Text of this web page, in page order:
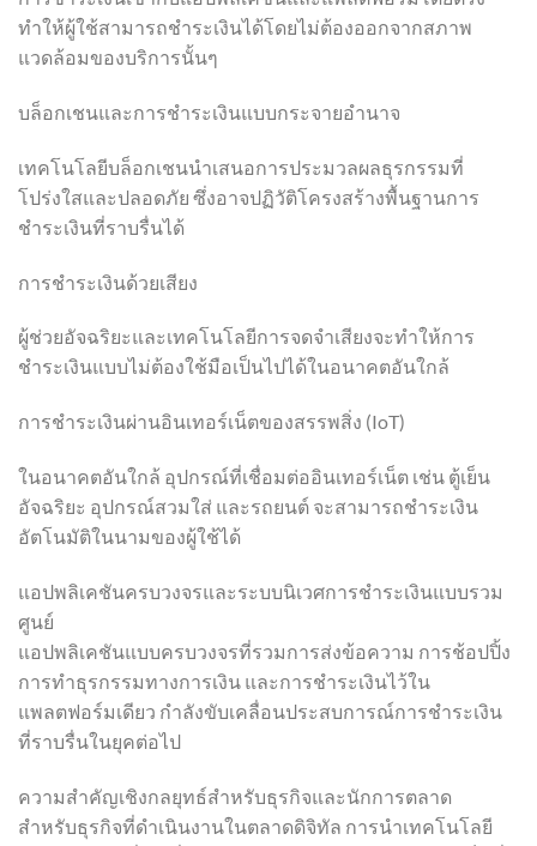
ทำให้ผู้ใช้สามารถชำระเงินได้โดยไม่ต้องออกจากสภาพ
แวดล้อมของบริการนั้นๆ
บล็อกเชนและการชำระเงินแบบกระจายอำนาจ
เทคโนโลยีบล็อกเชนนำเสนอการประมวลผลธุรกรรมที่
โปร่งใสและปลอดภัย ซึ่งอาจปฏิวัติโครงสร้างพื้นฐานการ
ชำระเงินที่ราบรื่นได้
การชำระเงินด้วยเสียง
ผู้ช่วยอัจฉริยะและเทคโนโลยีการจดจำเสียงจะทำให้การ
ชำระเงินแบบไม่ต้องใช้มือเป็นไปได้ในอนาคตอันใกล้
การชำระเงินผ่านอินเทอร์เน็ตของสรรพสิ่ง (IoT)
ในอนาคตอันใกล้ อุปกรณ์ที่เชื่อมต่ออินเทอร์เน็ต เช่น ตู้เย็น
อัจฉริยะ อุปกรณ์สวมใส่ และรถยนต์ จะสามารถชำระเงิน
อัตโนมัติในนามของผู้ใช้ได้
แอปพลิเคชันครบวงจรและระบบนิเวศการชำระเงินแบบรวม
ศูนย์
แอปพลิเคชันแบบครบวงจรที่รวมการส่งข้อความ การช้อปปิ้ง
การทำธุรกรรมทางการเงิน และการชำระเงินไว้ใน
แพลตฟอร์มเดียว กำลังขับเคลื่อนประสบการณ์การชำระเงิน
ที่ราบรื่นในยุคต่อไป
ความสำคัญเชิงกลยุทธ์สำหรับธุรกิจและนักการตลาด
สำหรับธุรกิจที่ดำเนินงานในตลาดดิจิทัล การนำเทคโนโลยี